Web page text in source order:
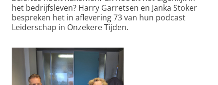
het bedrijfsleven? Harry Garretsen en Janka Stoker
bespreken het in aflevering 73 van hun podcast
Leiderschap in Onzekere Tijden.